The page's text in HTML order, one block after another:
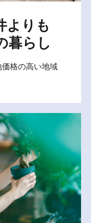
よりも
暮らし
格の高い地域